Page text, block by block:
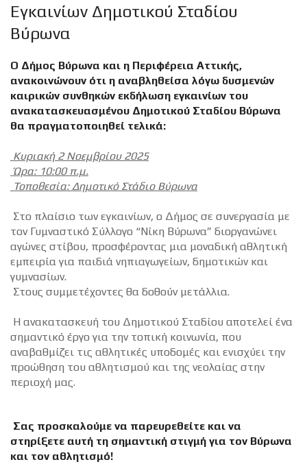
Εγκαινίων Δημοτικού Σταδίου
Βύρωνα
Ο Δήμος Βύρωνα και η Περιφέρεια Αττικής,
ανακοινώνουν ότι η αναβληθείσα λόγω δυσμενών
καιρικών συνθηκών εκδήλωση εγκαινίων του
ανακατασκευασμένου Δημοτικού Σταδίου Βύρωνα
θα πραγματοποιηθεί τελικά:
Κυριακή 2 Νοεμβρίου 2025
Ώρα: 10:00 π.μ.
Τοποθεσία: Δημοτικό Στάδιο Βύρωνα
Στο πλαίσιο των εγκαινίων, ο Δήμος σε συνεργασία με
τον Γυμναστικό Σύλλογο “Νίκη Βύρωνα” διοργανώνει
αγώνες στίβου, προσφέροντας μια μοναδική αθλητική
εμπειρία για παιδιά νηπιαγωγείων, δημοτικών και
γυμνασίων.
Στους συμμετέχοντες θα δοθούν μετάλλια.
Η ανακατασκευή του Δημοτικού Σταδίου αποτελεί ένα
σημαντικό έργο για την τοπική κοινωνία, που
αναβαθμίζει τις αθλητικές υποδομές και ενισχύει την
προώθηση του αθλητισμού και της νεολαίας στην
περιοχή μας.
Σας προσκαλούμε να παρευρεθείτε και να
στηρίξετε αυτή τη σημαντική στιγμή για τον Βύρωνα
και τον αθλητισμό!